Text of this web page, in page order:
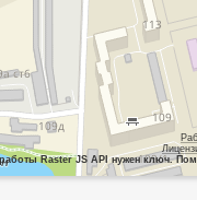
Raster JS API нужен ключ.